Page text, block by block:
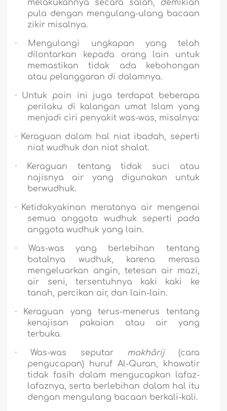
melakukannya secara salah, demikian
pula dengan mengulang-ulang bacaan
zikir misalnya.
·
Mengulangi ungkapan yang telah
dilontarkan kepada orang lain untuk
memastikan tidak ada kebohongan
atau pelanggaran di dalamnya.
·
Untuk poin ini juga terdapat beberapa
perilaku di kalangan umat Islam yang
menjadi ciri penyakit was-was, misalnya:
· Keraguan dalam hal niat ibadah, seperti
niat wudhuk dan niat shalat.
·
Keraguan tentang tidak suci atau
najisnya air yang digunakan untuk
berwudhuk.
·
Ketidakyakinan meratanya air mengenai
semua anggota wudhuk seperti pada
anggota wudhuk yang lain.
·
Was-was yang berlebihan tentang
batalnya wudhuk, karena merasa
mengeluarkan angin, tetesan air mazi,
air seni, tersentuhnya kaki kaki ke
tanah, percikan air, dan lain-lain.
·
Keraguan yang terus-menerus tentang
kenajisan pakaian atau air yang
terbuka.
· Was-was seputar makhârij(cara
pengucapan) huruf Al-Quran, khawatir
tidak fasih dalam mengucapkan lafaz-
lafaznya, serta berlebihan dalam hal itu
dengan mengulang bacaan berkali-kali.